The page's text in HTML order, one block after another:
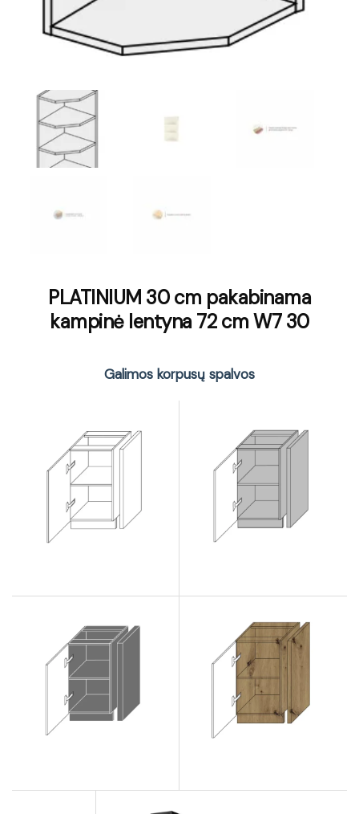
PLATINIUM 30 cm pakabinama
kampinė lentyna 72 cm W7 30
Galimos korpusų spalvos